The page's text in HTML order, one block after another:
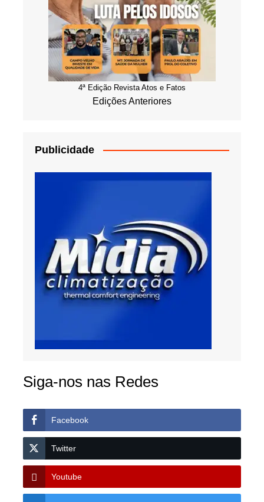
4ª Edição Revista Atos e Fatos
Edições Anteriores
Publicidade
Siga-nos nas Redes
Facebook
Twitter
Youtube